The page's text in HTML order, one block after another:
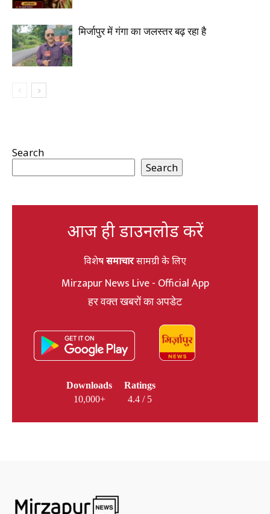
मिर्जापुर में गंगा का जलस्तर बढ़ रहा है
Search
Search
आज ही डाउनलोड करें
विशेषसमाचारसामग्री के लिए
Mirzapur News Live - Official App
हर वक्त खबरों का अपडेट
Downloads
10,000+
Ratings
4.4 / 5